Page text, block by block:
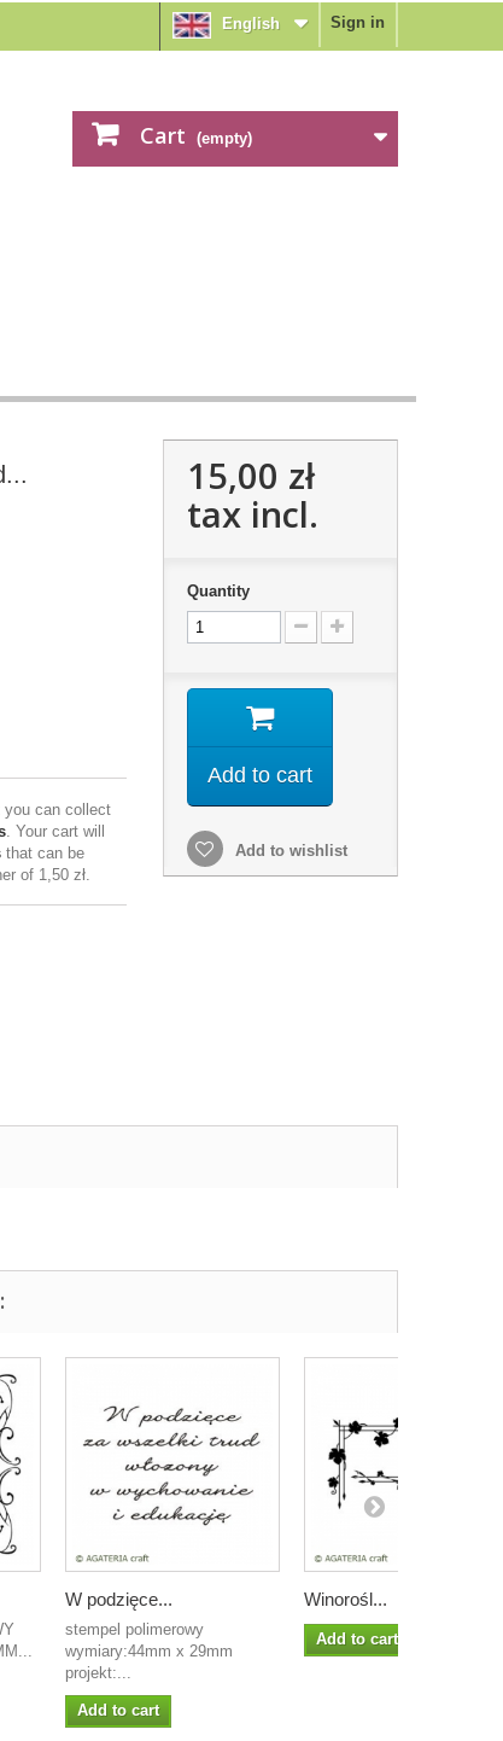
Sign in
English
Cart (empty)
you can collect
. Your cart will
that can be
of 1,50 zł.
15,00 zł
tax incl.
Quantity
Add to cart
Add to wishlist
W podzięce...
stempel polimerowy
wymiary:44mm x 29mm
projekt:...
Add to cart
Winorośl...
Add to cart